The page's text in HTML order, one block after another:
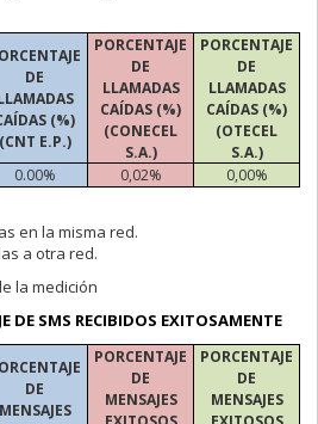
DE
(%)
(CNT E.P.)
PORCENTAJE
DE
LLAMADAS
CAÍDAS (%)
(CONECEL
S.A.)
PORCENTAJE
DE
LLAMADAS
CAÍDAS (%)
(OTECEL
S.A.)
0.00% 0,02% 0,00%
en la misma red.
a otra red.
la medición
DE SMS RECIBIDOS EXITOSAMENTE
DE
MENSAJES
PORCENTAJE
DE
MENSAJES
PORCENTAJE
DE
MENSAJES